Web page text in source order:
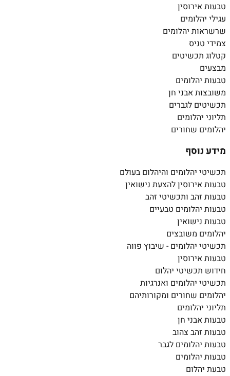
טבעות אירוסין
עגילי יהלומים
שרשראות יהלומים
צמידי טניס
קטלוג תכשיטים
מבצעים
טבעות יהלומים
משובצות אבני חן
תכשיטים לגברים
תליוני יהלומים
יהלומים שחורים
מידע נוסף
תכשיטי יהלומים והיהלום בעולם
טבעות אירוסין להצעת נישואין
טבעות זהב ותכשיטי זהב
טבעות יהלומים טבעיים
טבעות נישואין
יהלומים משובצים
תכשיטי יהלומים - שיבוץ פווה
טבעות אירוסין
חידוש תכשיטי יהלום
תכשיטי יהלומים ואנרגיות
יהלומים שחורים ומקורותיהם
תליוני יהלומים
טבעות אבני חן
טבעות זהב צהוב
טבעות יהלומים לגבר
טבעות יהלומים
טבעת יהלום